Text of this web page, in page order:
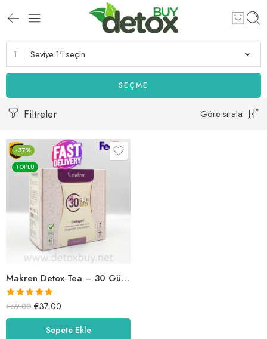
Seviye 1'i seçin
SEÇME
Filtreler Göre sırala
-37%
TOPLU
Makren Detox Tea – 30 Gün Detox
5 üzerinden
5.00oy aldı
€59.00 €37.00
Sepete Ekle